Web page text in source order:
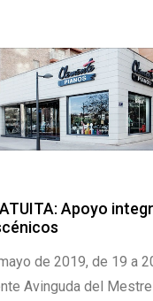
Apoyo
de 2019, de 19 a
Avinguda del